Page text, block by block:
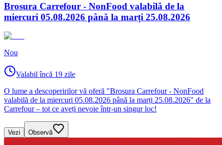
Brosura Carrefour - NonFood valabilă de la
miercuri 05.08.2026 până la marți 25.08.2026
Nou
Valabil încă 19 zile
O lume a descoperirilor vă oferă "Brosura Carrefour - NonFood
valabilă de la miercuri 05.08.2026 până la marți 25.08.2026" de la
Carrefour – tot ce aveți nevoie într-un singur loc!
Vezi Observă